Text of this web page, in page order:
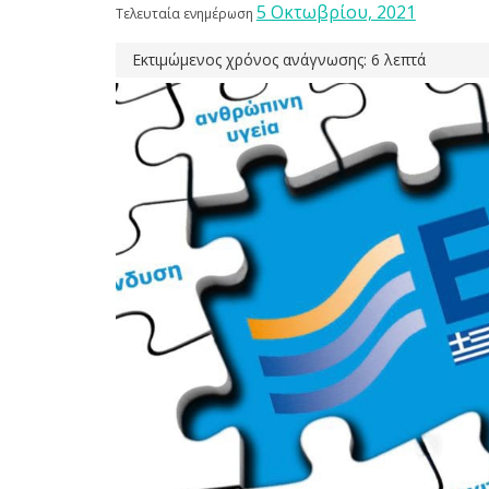
Τελευταία ενημέρωση 5 Οκτωβρίου, 2021
Εκτιμώμενος χρόνος ανάγνωσης: 6 λεπτά